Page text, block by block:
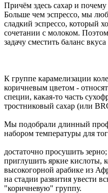
Причём здесь сахар и
Больше чем эспрессо, мы
сладкий эспрессо, который
сочетании с молоком.
задачу сместить баланс
К группе карамелизации
коричневым цветом -
специи, какая-то часть
тростниковый сахар (или
Мы подобрали длинный
набором температуры для
достаточно просушить зерно;
приглушить яркие кислоты,
высокогорной арабике из
на стадии развития увести
"коричневую" группу.